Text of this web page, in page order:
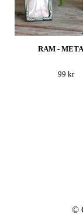
RAM -
99 kr
©